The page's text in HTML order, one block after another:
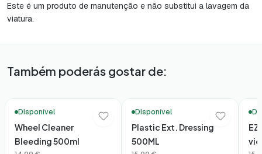
Este é um produto de manutenção e não substitui a lavagem da
viatura.
Também poderás gostar de:
Disponível
Wheel Cleaner
Bleeding 500ml
Disponível
Plastic Ext. Dressing
500ML